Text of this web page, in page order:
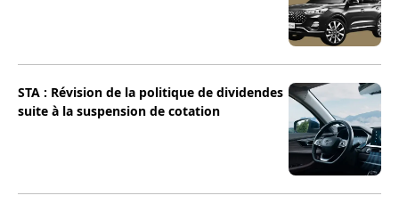
STA : Révision de la politique de dividendes
suite à la suspension de cotation